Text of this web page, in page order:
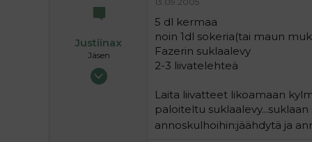
Justiinax
Jäsen
10.07.2005
5 dl kermaa
noin 1dl sokeria(tai maun
Fazerin suklaalevy
2-3 liivatelehteä
Laita liivatteet likoamaan
paloiteltu
annoskulhoihin:jäähdytä ja